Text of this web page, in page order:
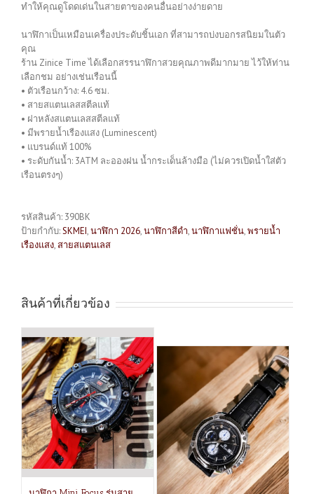
ทำให้คุณดูโดดเด่นในสายตาของคนอื่นอย่างง่ายดาย
นาฬิกาเป็นเหมือนเครื่องประดับชิ้นเอก ที่สามารถบ่งบอกรสนิยมในตัว
คุณ
ร้าน Zinice Time ได้เลือกสรรนาฬิกาสวยคุณภาพดีมากมาย ไว้ให้ท่าน
เลือกชม อย่างเช่นเรือนนี้
• ตัวเรือนกว้าง: 4.6 ซม.
• สายสแตนเลสสตีลแท้
• ฝาหลังสแตนเลสสตีลแท้
• มีพรายน้ำเรืองแสง (Luminescent)
• แบรนด์แท้ 100%
• ระดับกันน้ำ: 3ATM ละอองฝน น้ำกระเด็นล้างมือ (ไม่ควรเปิดน้ำใส่ตัว
เรือนตรงๆ)
รหัสสินค้า: 390BK
ป้ายกำกับ:SKMEI,นาฬิกา 2026,นาฬิกาสีดำ,นาฬิกาแฟชั่น,พรายน้ำ
เรืองแสง,สายสแตนเลส
สินค้าที่เกี่ยวข้อง